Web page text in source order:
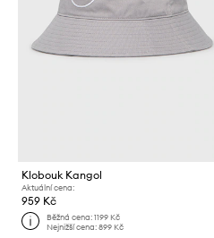
Klobouk Kangol
Aktuální cena:
959 Kč
Běžná cena:1199 Kč
Nejnižší cena:899 Kč